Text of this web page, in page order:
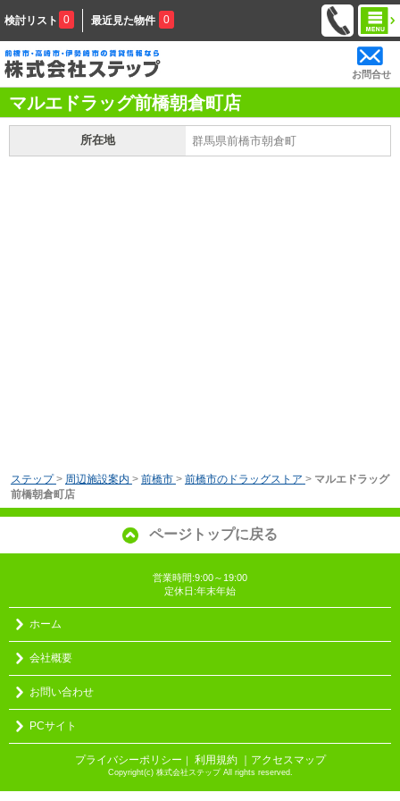
検討リスト 0 最近見た物件 0
お問合せ
マルエドラッグ前橋朝倉町店
所在地 群馬県前橋市朝倉町
ステップ > 周辺施設案内 > 前橋市 > 前橋市のドラッグストア > マルエドラッグ
前橋朝倉町店
ページトップに戻る
営業時間:9:00～19:00
定休日:年末年始
ホーム
会社概要
お問い合わせ
PCサイト
プライバシーポリシー ｜ 利用規約 ｜アクセスマップ
Copyright(c) 株式会社ステップ All rights reserved.